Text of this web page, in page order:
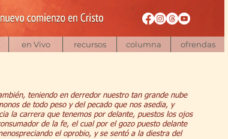
en Vivo recursos columna ofrendas
teniendo en derredor nuestro tan grande nube
de todo peso y del pecado que nos asedia, y
la carrera que tenemos por delante, puestos los ojos
de la fe, el cual por el gozo puesto delante
el oprobio, y se sentó a la diestra del